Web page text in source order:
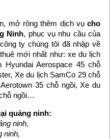
mở rông thêm dịch vụcho
Ninh, phục vụ nhu cầu của
ty chúng tôi đã nhập về
mới nhất như: xe du lịch
Hyundai Aerospace 45 chỗ
Xe du lịch SamCo 29 chỗ
35 chỗ ngồi, Xe du
ngồi…
quảng ninh:
ninh,
ninh,